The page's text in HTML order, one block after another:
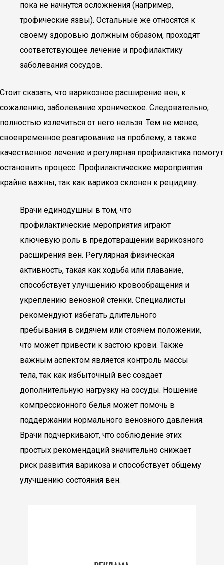
пока не начнутся осложнения (например,
трофические язвы). Остальные же относятся к
своему здоровью должным образом, проходят
соответствующее лечение и профилактику
заболевания сосудов.
Стоит сказать, что варикозное расширение вен, к
сожалению, заболевание хроническое. Следовательно,
полностью излечиться от него нельзя. Тем не менее,
своевременное реагирование на проблему, а также
качественное лечение и регулярная профилактика помогут
остановить процесс. Профилактические мероприятия
крайне важны, так как варикоз склонен к рецидиву.
Врачи единодушны в том, что
профилактические мероприятия играют
ключевую роль в предотвращении варикозного
расширения вен. Регулярная физическая
активность, такая как ходьба или плавание,
способствует улучшению кровообращения и
укреплению венозной стенки. Специалисты
рекомендуют избегать длительного
пребывания в сидячем или стоячем положении,
что может привести к застою крови. Также
важным аспектом является контроль массы
тела, так как избыточный вес создает
дополнительную нагрузку на сосуды. Ношение
компрессионного белья может помочь в
поддержании нормального венозного давления.
Врачи подчеркивают, что соблюдение этих
простых рекомендаций значительно снижает
риск развития варикоза и способствует общему
улучшению состояния вен.